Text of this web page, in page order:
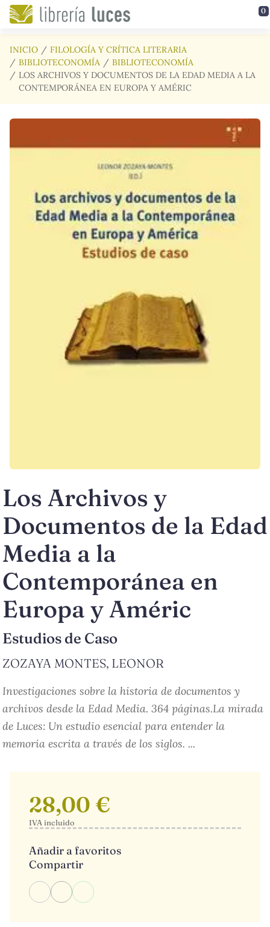
Saltar al contenido principal 0
INICIO
FILOLOGÍA Y CRÍTICA LITERARIA
BIBLIOTECONOMÍA
BIBLIOTECONOMÍA
LOS ARCHIVOS Y DOCUMENTOS DE LA EDAD MEDIA A LA
CONTEMPORÁNEA EN EUROPA Y AMÉRIC
Los Archivos y
Documentos de la Edad
Media a la
Contemporánea en
Europa y Améric
Estudios de Caso
ZOZAYA MONTES, LEONOR
Investigaciones sobre la historia de documentos y
archivos desde la Edad Media. 364 páginas.La mirada
de Luces: Un estudio esencial para entender la
memoria escrita a través de los siglos. ...
28,00 €
IVA incluido
Añadir a favoritos
Compartir